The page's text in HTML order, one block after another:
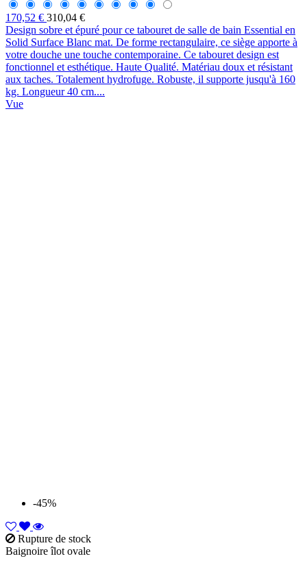
170,52 € 310,04 €
Design sobre et épuré pour ce tabouret de salle de bain Essential en
Solid Surface Blanc mat. De forme rectangulaire, ce siège apporte à
votre douche une touche contemporaine. Ce tabouret design est
fonctionnel et esthétique. Haute Qualité. Matériau doux et résistant
aux taches. Totalement hydrofuge. Robuste, il supporte jusqu'à 160
kg. Longueur 40 cm....
Vue
-45%
Rupture de stock
Baignoire îlot ovale